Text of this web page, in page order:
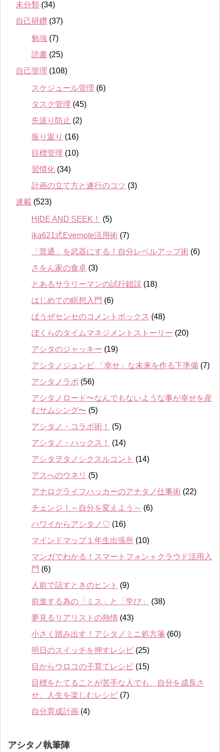
未分類 (34)
自己研鑽 (37)
勉強 (7)
読書 (25)
自己管理 (108)
スケジュール管理 (6)
タスク管理 (45)
先送り防止 (2)
振り返り (16)
目標管理 (10)
習慣化 (34)
計画の立て方と遂行のコツ (3)
連載 (523)
HIDE AND SEEK！
(5)
ika621式Evernote活用術 (7)
「普通」を武器にする！自分レベルアップ術 (6)
さをん家の食卓 (3)
とあるサラリーマンの試行錯誤 (18)
はじめての瞑想入門 (6)
ぱうぜセンセのコメントボックス (48)
ぼくらのタイムマネジメントストーリー (20)
アシタのジャッキー (19)
アシタノジュンビ 「幸せ」な未来を作る下準備 (7)
アシタノラボ (56)
アシタノロード〜なんでもないような事が幸せを産
むサムシング〜 (5)
アシタノ・コラボ術！
(5)
アシタノ・ハックス！
(14)
アシタヲタノシクスルコント (14)
アスへのウネリ (5)
アナログライフハッカーのアナタノ仕事術 (22)
チェンジ！～自分を変えよう～ (6)
ハワイからアシタノ♡ (16)
マインドマップ１年生出張所 (10)
マンガでわかる！スマートフォン＋クラウド活用入
門 (6)
人前で話すときのヒント (9)
前進する為の「ミス」と「学び」
(38)
夢見るリアリストの熱情 (43)
小さく踏み出す！アシタノミニ処方箋 (60)
明日のスイッチを押すレシピ (25)
目からウロコの子育てレシピ (15)
目標をたてることが苦手な人でも、自分を成長さ
せ、人生を楽しむレシピ (7)
自分育成計画 (4)
アシタノ執筆陣